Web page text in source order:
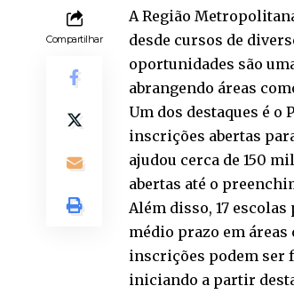
Compartilhar
A Região
desde cursos de
oportunidades são
abrangendo áreas
Um dos destaques é o
inscrições abertas
ajudou cerca de 150
abertas até o
Além disso, 17
médio prazo em
inscrições podem ser
iniciando a partir